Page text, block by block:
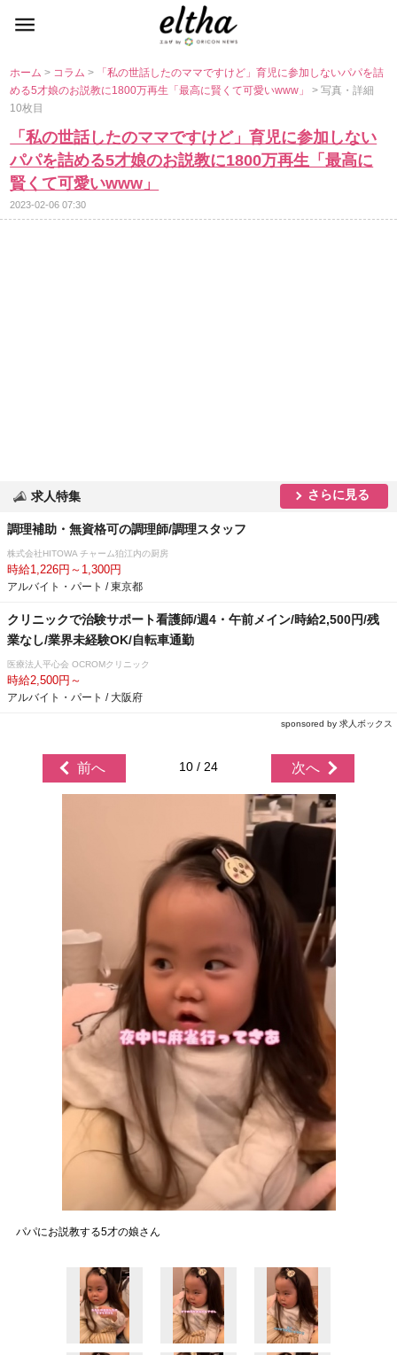
ホーム> コラム>
「私の世話したのママですけど」育児に参加しないパパを詰
める5才娘のお説教に1800万再生「最高に賢くて可愛いwww」> 写真・詳細
10枚目
「私の世話したのママですけど」育児に参加しない
パパを詰める5才娘のお説教に1800万再生「最高に
賢くて可愛いwww」
2023-02-06 07:30
求人特集 さらに見る
調理補助・無資格可の調理師/調理スタッフ
株式会社HITOWA チャーム狛江内の厨房
時給1,226円～1,300円
アルバイト・パート / 東京都
クリニックで治験サポート看護師/週4・午前メイン/時給2,500円/残
業なし/業界未経験OK/自転車通勤
医療法人平心会 OCROMクリニック
時給2,500円～
アルバイト・パート / 大阪府
sponsored by 求人ボックス
前へ 10 / 24 次へ
パパにお説教する5才の娘さん